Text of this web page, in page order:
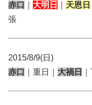
赤口
大明日 天恩日
張
2015/8/9(日)
赤口
｜重日｜ 大禍日